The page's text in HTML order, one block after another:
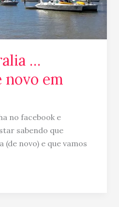
…
novo em
no facebook e
sabendo que
(de novo) e que vamos